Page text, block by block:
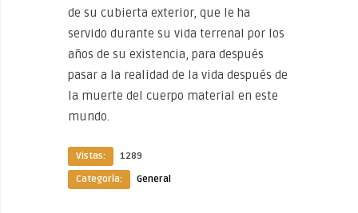
de su cubierta exterior, que le ha
servido durante su vida terrenal por los
años de su existencia, para después
pasar a la realidad de la vida después de
la muerte del cuerpo material en este
mundo.
Vistas:
1289
Categoría:
General